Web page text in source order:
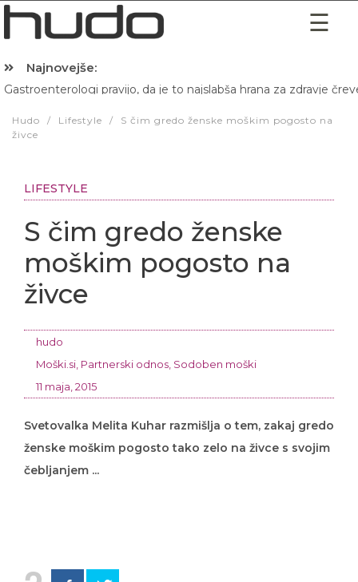
Najnovejše:
Gastroenterologi pravijo, da je to najslabša hrana za zdravje
Hudo / Lifestyle /
S čim gredo ženske moškim pogosto na
živce
LIFESTYLE
S čim gredo ženske
moškim pogosto na
živce
hudo
Moški.si Partnerski odnos Sodoben moški
11 maja, 2015
Svetovalka Melita Kuhar razmišlja o tem, zakaj gredo
ženske moškim pogosto tako zelo na živce s svojim
čebljanjem ...